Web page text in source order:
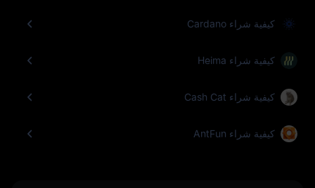
كيفية شراء Cardano
كيفية شراء Heima
كيفية شراء Cash Cat
كيفية شراء AntFun